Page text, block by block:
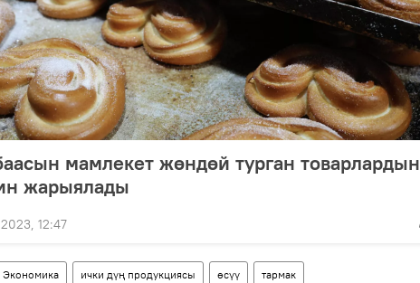
мамлекет жөндөй турган товарлардын
жарыялады
12:47
Экономика ички дүң продукциясы өсүү тармак